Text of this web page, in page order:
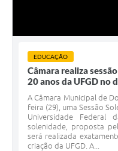
EDUCAÇÃO
Câmara realiza
20 anos da UFGD no
A Câmara Municipal de
feira (29), uma Sessão
Universidade Federal
solenidade, proposta
será realizada
criação da UFGD. A...